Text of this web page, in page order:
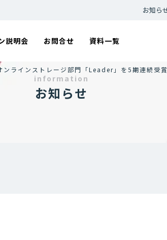
お知ら
説明会 お問合せ 資料一覧
インストレージ部門「Leader」を5期連続受賞
information
お知らせ